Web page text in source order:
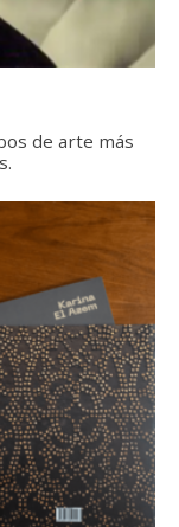
de arte más